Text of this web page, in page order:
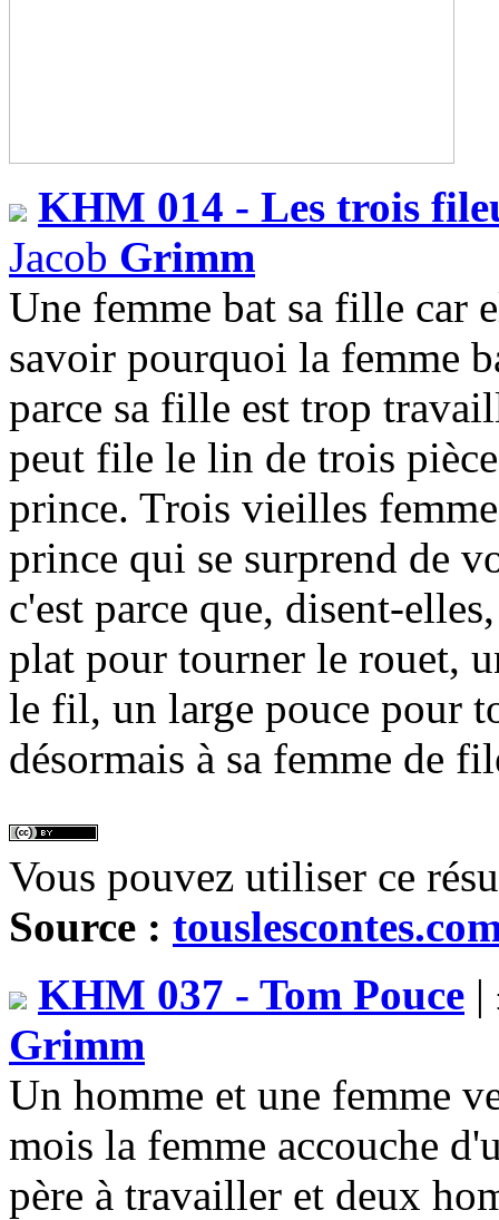
KHM 014 - Les trois
Jacob Grimm
Une femme bat sa fille car
savoir pourquoi la femme
parce sa fille est trop
peut file le lin de trois
prince. Trois vieilles
prince qui se surprend de
c'est parce que, disent-
plat pour tourner le rouet,
le fil, un large pouce pour
désormais à sa femme de
Vous pouvez utiliser ce
Source :
KHM 037 - Tom Pouce |
Grimm
Un homme et une femme
mois la femme accouche
père à travailler et deux